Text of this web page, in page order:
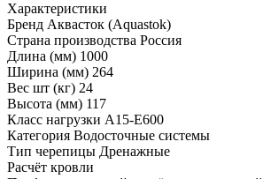
Характеристики
Бренд Аквасток (Aquastok)
Страна производства Россия
Длина (мм) 1000
Ширина (мм) 264
Вес шт (кг) 24
Высота (мм) 117
Класс нагрузки A15-Е600
Категория Водосточные системы
Тип черепицы Дренажные
Расчёт кровли